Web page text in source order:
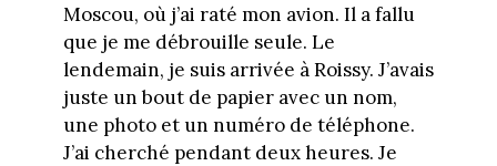
Moscou, où j’ai raté mon avion. Il a fallu
que je me débrouille seule. Le
lendemain, je suis arrivée à Roissy. J’avais
juste un bout de papier avec un nom,
une photo et un numéro de téléphone.
J’ai cherché pendant deux heures. Je